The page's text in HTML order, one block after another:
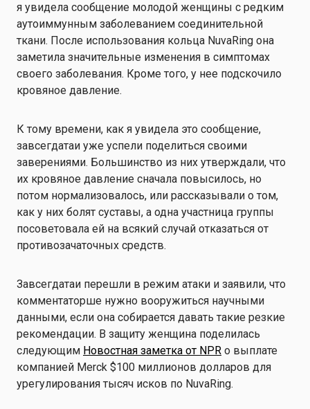
я увидела сообщение молодой женщины с редким
аутоиммунным заболеванием соединительной
ткани. После использования кольца NuvaRing она
заметила значительные изменения в симптомах
своего заболевания. Кроме того, у нее подскочило
кровяное давление.
К тому времени, как я увидела это сообщение,
завсегдатаи уже успели поделиться своими
заверениями. Большинство из них утверждали, что
их кровяное давление сначала повысилось, но
потом нормализовалось, или рассказывали о том,
как у них болят суставы, а одна участница группы
посоветовала ей на всякий случай отказаться от
противозачаточных средств.
Завсегдатаи перешли в режим атаки и заявили, что
комментаторше нужно вооружиться научными
данными, если она собирается давать такие резкие
рекомендации. В защиту женщина поделилась
следующим Новостная заметка от NPR о выплате
компанией Merck $100 миллионов долларов для
урегулирования тысяч исков по NuvaRing.